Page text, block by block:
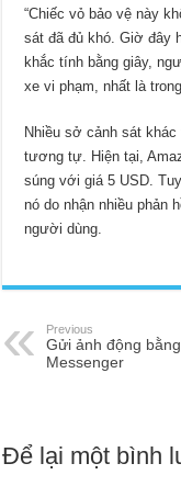
“Chiếc vỏ bảo vệ này
sát đã đủ khó. Giờ đây
khắc tính bằng giây,
xe vi phạm, nhất là
Nhiều sở cảnh sát
tương tự. Hiện tại,
súng với giá 5 USD.
nó do nhận nhiều phản
người dùng.
Previous
Gửi ảnh động
Messenger
Để lại một bình